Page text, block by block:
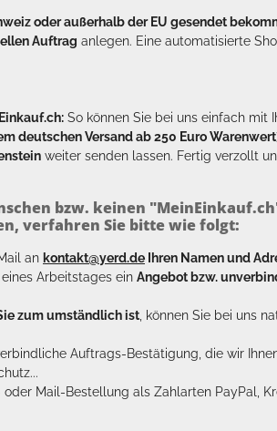
oder außerhalb der EU gesendet
Auftrag anlegen. Eine automatisierte
So können Sie bei uns einfach mit
deutschen Versand ab 250 Euro Warenwert
weiter senden lassen. Fertig verzollt
bzw. keinen
verfahren Sie bitte wie folgt:
an kontakt@yerd.de Ihren Namen und
Arbeitstages ein Angebot bzw.
zum umständlich ist , können Sie bei uns
Auftrags-Bestätigung, die wir
Mail-Bestellung als Zahlarten PayPal,